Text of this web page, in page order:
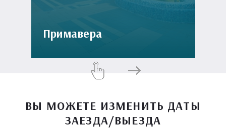
Примавера
ВЫ МОЖЕТЕ ИЗМЕНИТЬ ДАТЫ
ЗАЕЗДА/ВЫЕЗДА